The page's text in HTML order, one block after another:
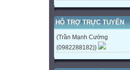
HỖ TRỢ TRỰC TUYẾN
(Trần Mạnh Cường
(0982288182))